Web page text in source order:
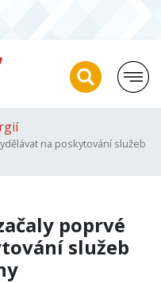
na poskytování služeb
poprvé
služeb